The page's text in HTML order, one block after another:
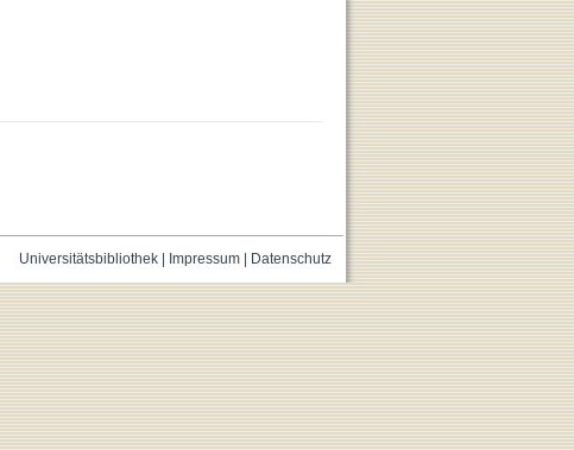
Universitätsbibliothek| Impressum| Datenschutz